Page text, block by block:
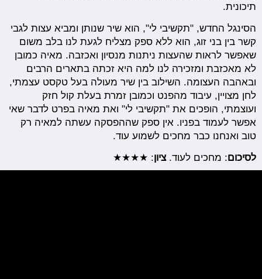
תיכונית.
הסינגל החדש, "תקשיבי לי", הוא שיר שנותן ומביא עצות לגבי
קשר בין בני זוג, הוא ללא ספק מצליח לגעת לנו בלב משום
שאפשר לראות שהעצות ניתנות מנסיון ואכזבה. מאיה כמובן
לא מאכזבת ומזכירה לנו למה היא זכתה בתארים הרבים
ובאהבה העצומה. השילוב בין שיר מעולה בעל טקסט עצמתי,
לחן מצויין, עיבוד מהפנט וכמובן זמרת בעלת קול חזק
ועוצמתי, הופכים את "תקשיבי לי" ואת מאיה בפרט לדבר שאי
אפשר לעמוד בפניו. אין ספק שההפסקה עשתה למאיה רק
טוב ואנחנו כבר מחכים לשמוע עוד.
לסיכום: מחכים לעוד.ציון: ★★★★